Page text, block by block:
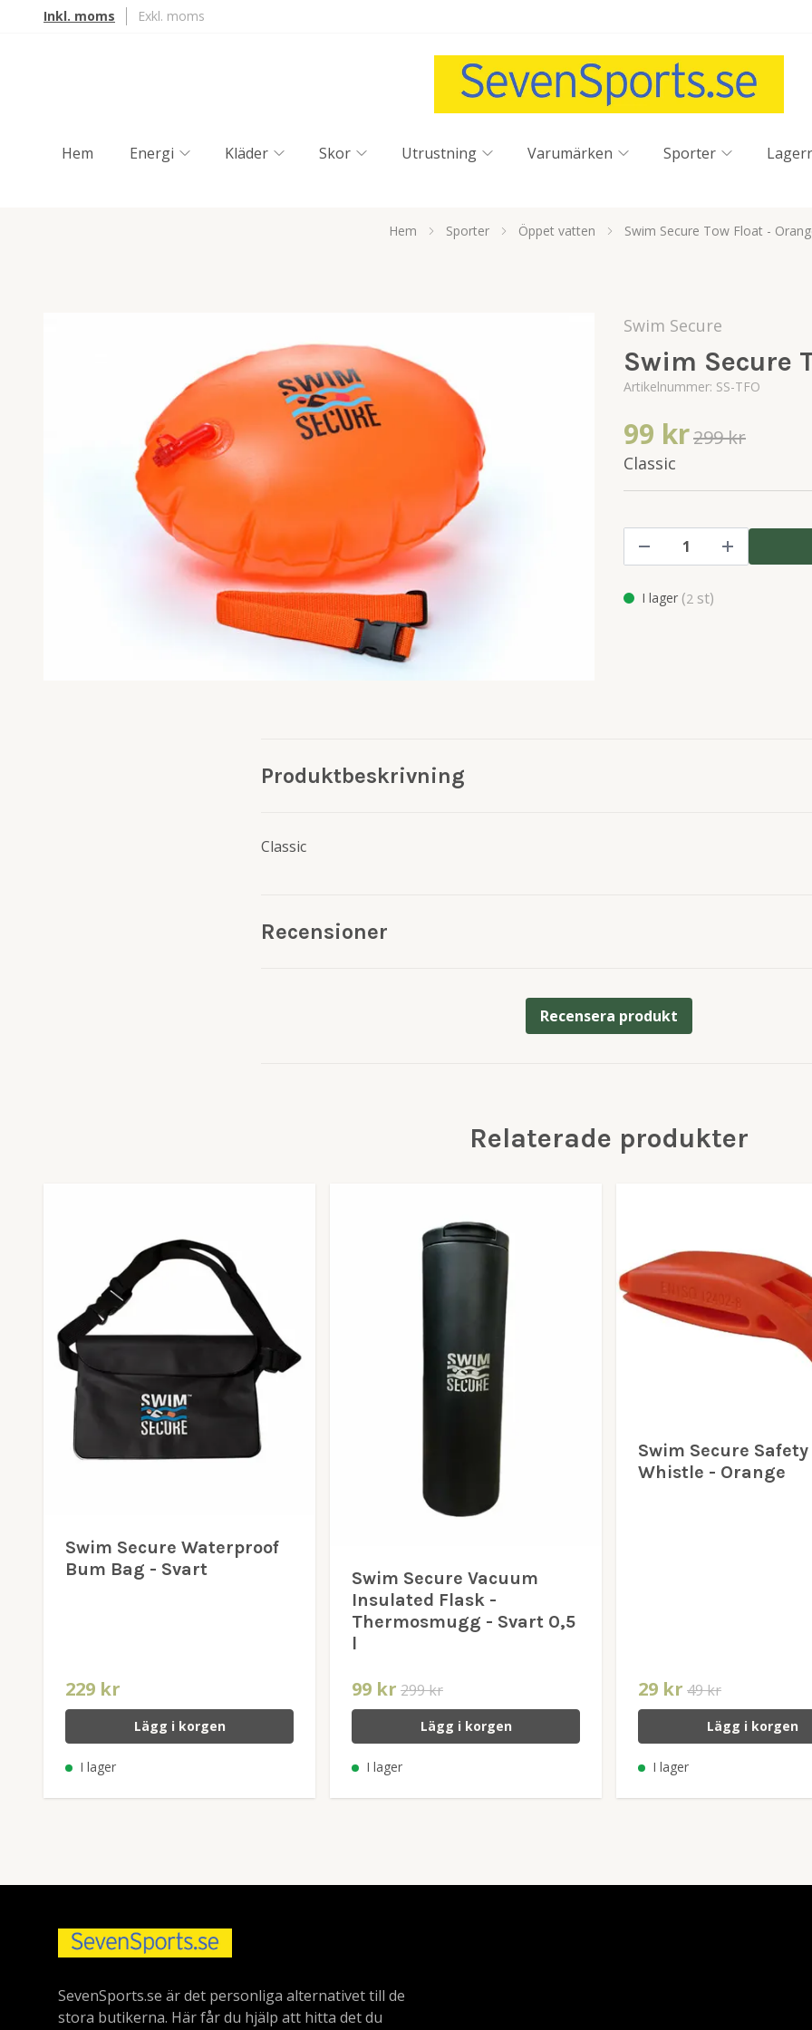
Inkl. moms Exkl. moms
Hem Energi Kläder Skor Utrustning Varumärken Sporter
Hem Sporter Öppet vatten Swim Secure Tow Float -
Swim Secure
Swim Secure
Artikelnummer: SS-TFO
99 kr299 kr
Classic
I lager (2 st)
Produktbeskrivning
Classic
Recensioner
Recensera produkt
Relaterade produkter
Swim Secure Waterproof
Bum Bag - Svart
229 kr
Lägg i korgen
I lager
Swim Secure Vacuum
Insulated Flask -
Thermosmugg - Svart 0,5
l
99 kr 299 kr
Lägg i korgen
I lager
Swim Secure Safety
Whistle - Orange
29 kr 49 kr
Lägg i korgen
I lager
SevenSports.se är det personliga alternativet till de
stora butikerna. Här får du hjälp att hitta det du